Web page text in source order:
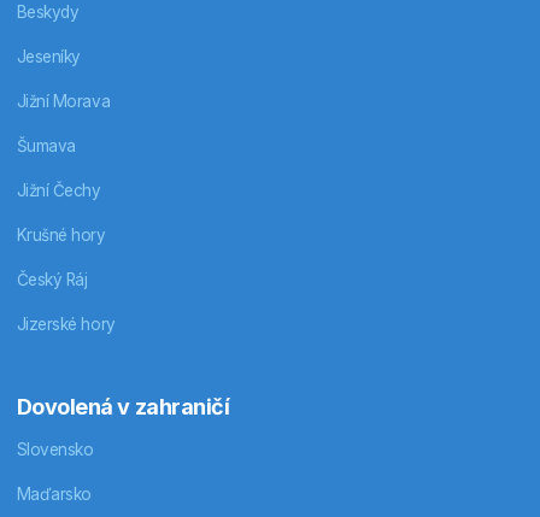
Beskydy
Jeseníky
Jižní Morava
Šumava
Jižní Čechy
Krušné hory
Český Ráj
Jizerské hory
Dovolená v zahraničí
Slovensko
Maďarsko